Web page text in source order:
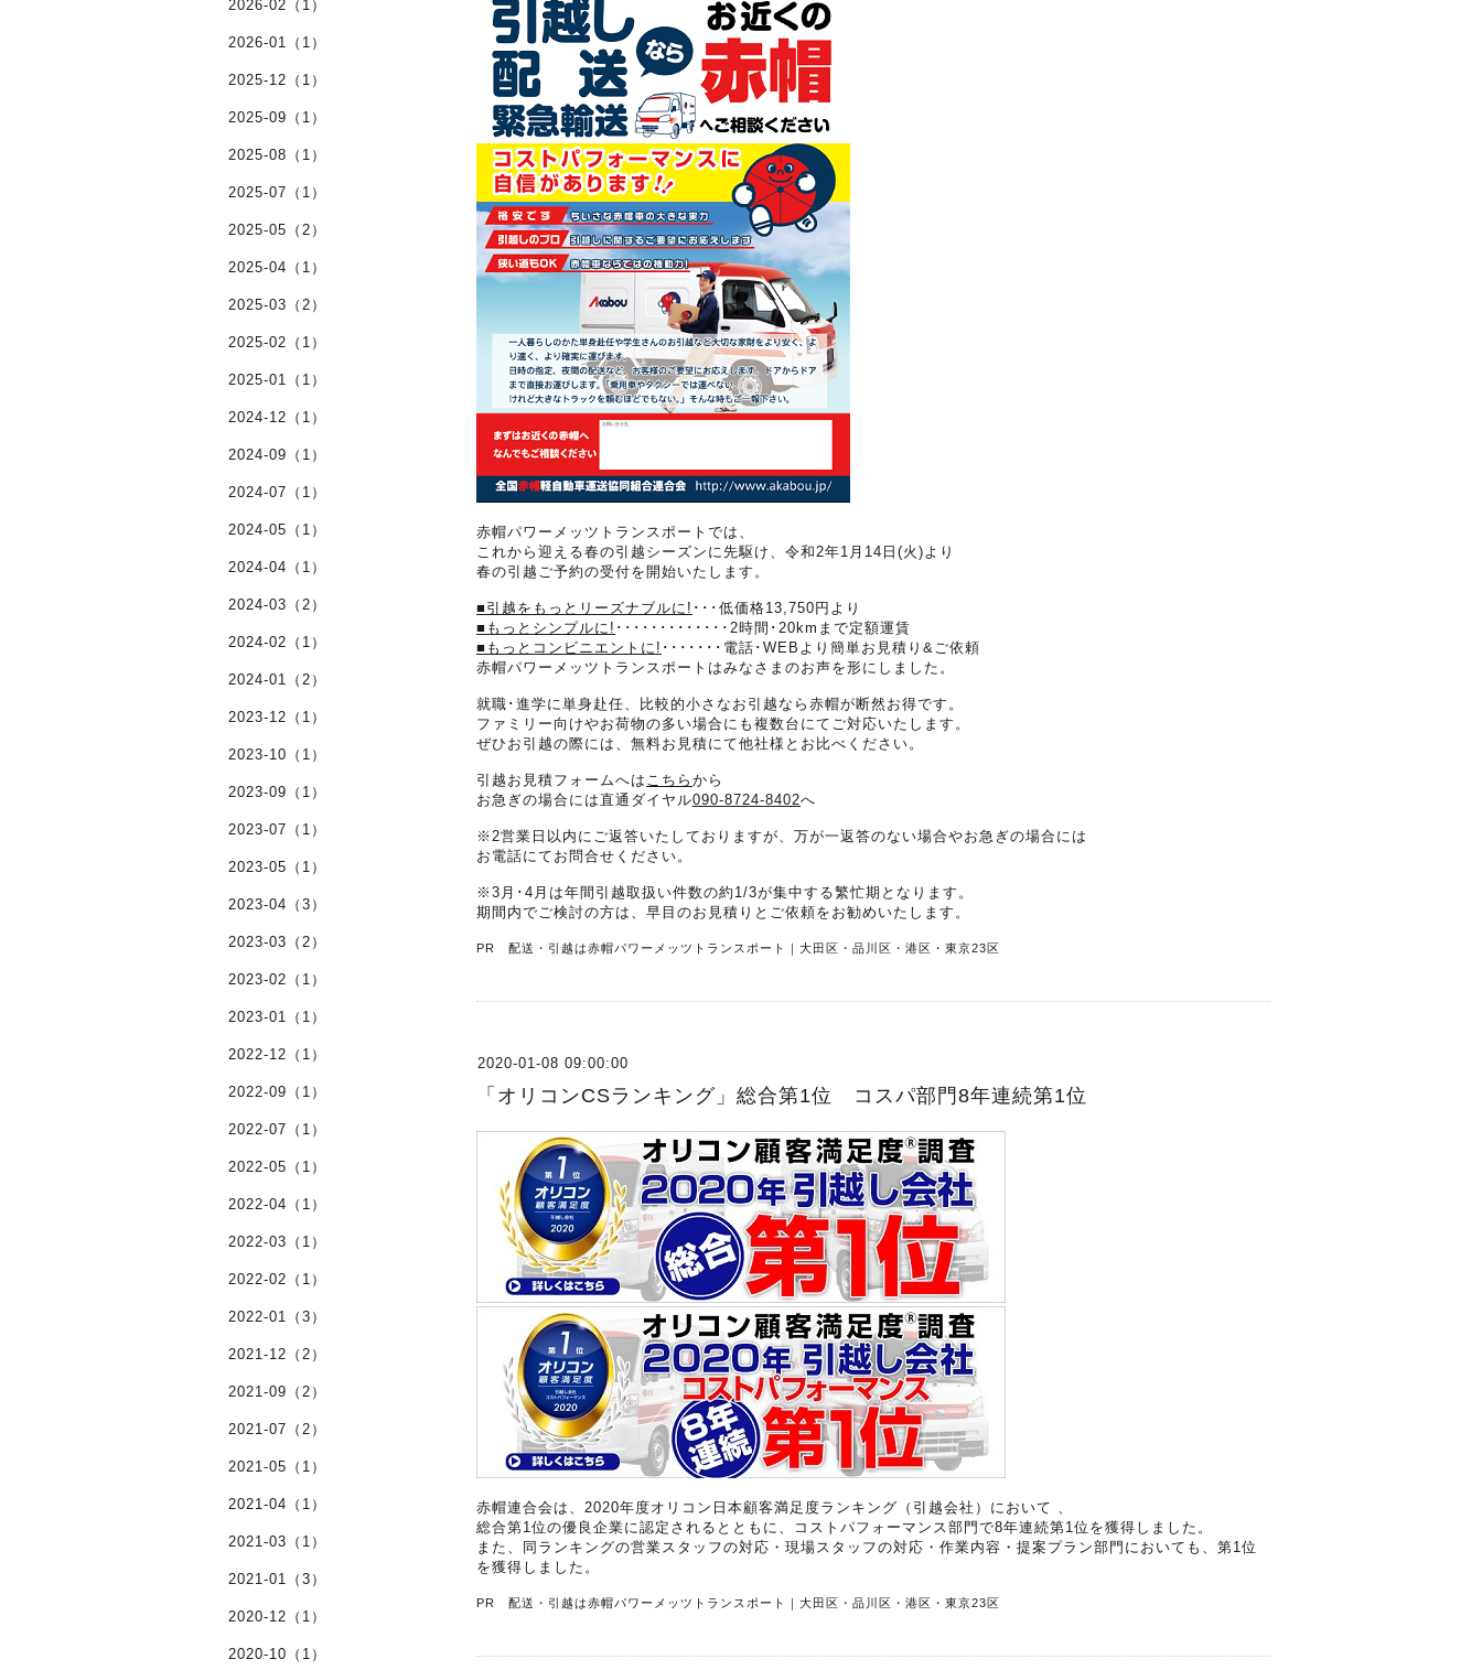
赤帽パワーメッツトランスポートでは、
これから迎える春の引越シーズンに先駆け、令和2年1月14日(火)より
春の引越ご予約の受付を開始いたします。
■引越をもっとリーズナブルに! ･･･低価格13,750円より
■もっとシンプルに! ･････････････2時間･20kmまで定額運賃
■もっとコンビニエントに! ･･･････電話･WEBより簡単お見積り&ご依頼
赤帽パワーメッツトランスポートはみなさまのお声を形にしました。
就職･進学に単身赴任、比較的小さなお引越なら赤帽が断然お得です。
ファミリー向けやお荷物の多い場合にも複数台にてご対応いたします。
ぜひお引越の際には、無料お見積にて他社様とお比べください。
引越お見積フォームへは こちら から
お急ぎの場合には直通ダイヤル090-8724-8402へ
※2営業日以内にご返答いたしておりますが、万が一返答のない場合やお急ぎの場合には
お電話にてお問合せください。
※3月･4月は年間引越取扱い件数の約1/3が集中する繁忙期となります。
期間内でご検討の方は、早目のお見積りとご依頼をお勧めいたします。
PR 配送・引越は赤帽パワーメッツトランスポート｜大田区・品川区・港区・東京23区
2020-01-08 09:00:00
「オリコンCSランキング」総合第1位 コスパ部門8年連続第1位
赤帽連合会は、2020年度オリコン日本顧客満足度ランキング（引越会社）において 、
総合第1位の優良企業に認定されるとともに、コストパフォーマンス部門で8年連続第1位を獲得しました。
また、同ランキングの営業スタッフの対応・現場スタッフの対応・作業内容・提案プラン部門においても、第1位
を獲得しました。
PR 配送・引越は赤帽パワーメッツトランスポート｜大田区・品川区・港区・東京23区
2026-02（1）
2026-01（1）
2025-12（1）
2025-09（1）
2025-08（1）
2025-07（1）
2025-05（2）
2025-04（1）
2025-03（2）
2025-02（1）
2025-01（1）
2024-12（1）
2024-09（1）
2024-07（1）
2024-05（1）
2024-04（1）
2024-03（2）
2024-02（1）
2024-01（2）
2023-12（1）
2023-10（1）
2023-09（1）
2023-07（1）
2023-05（1）
2023-04（3）
2023-03（2）
2023-02（1）
2023-01（1）
2022-12（1）
2022-09（1）
2022-07（1）
2022-05（1）
2022-04（1）
2022-03（1）
2022-02（1）
2022-01（3）
2021-12（2）
2021-09（2）
2021-07（2）
2021-05（1）
2021-04（1）
2021-03（1）
2021-01（3）
2020-12（1）
2020-10（1）